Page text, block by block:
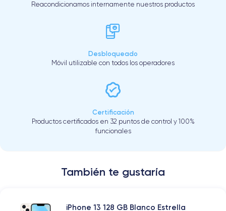
Reacondicionamos internamente nuestros productos
Desbloqueado
Móvil utilizable con todos los operadores
Certificación
Productos certificados en 32 puntos de control y 100%
funcionales
También te gustaría
iPhone 13 128 GB Blanco Estrella